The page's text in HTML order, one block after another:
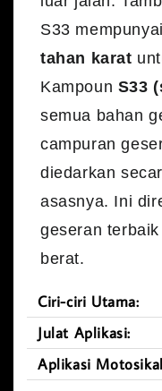
S33 mempunyai
tahan karat
Kampoun S33
semua bahan
campuran
diedarkan
asasnya. Ini
geseran
berat.
Ciri-ciri Utama:
Julat Aplikasi:
Aplikasi